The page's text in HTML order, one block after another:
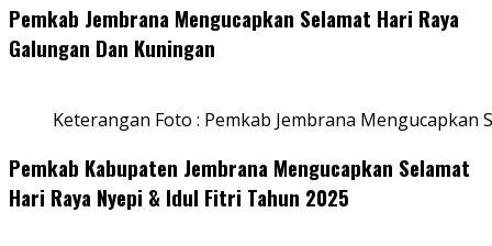
Pemkab Jembrana Mengucapkan Selamat Hari Raya
Galungan Dan Kuningan
Keterangan Foto : Pemkab Jembrana Mengucapkan
Pemkab Kabupaten Jembrana Mengucapkan Selamat
Hari Raya Nyepi & Idul Fitri Tahun 2025